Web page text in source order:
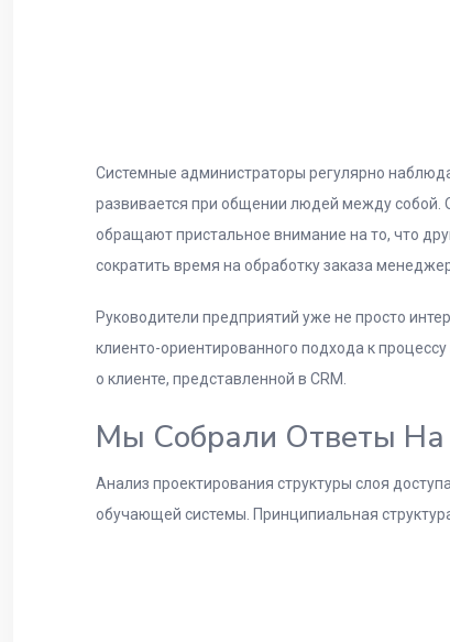
Системные администраторы регулярно
развивается при общении людей между собой.
обращают пристальное внимание на то, что
сократить время на обработку заказа
Руководители предприятий уже не просто
клиенто-ориентированного подхода к
о клиенте, представленной в CRM.
Мы Собрали Ответы На
Анализ проектирования структуры слоя
обучающей системы. Принципиальная